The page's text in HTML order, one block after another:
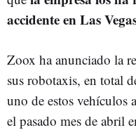
accidente en Las
Zoox ha anunciado la
sus robotaxis, en total
uno de estos vehículos
el pasado mes de abril